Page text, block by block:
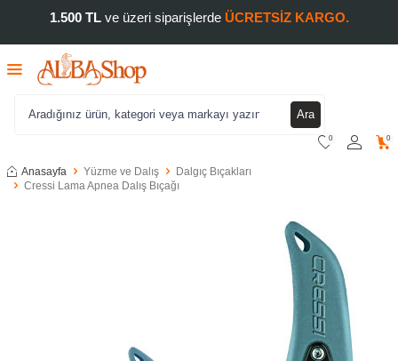
1.500 TLve üzeri siparişlerde ÜCRETSİZ KARGO.
Ara
0 0
Anasayfa Yüzme ve Dalış
Dalgıç Bıçakları
Cressi Lama Apnea Dalış Bıçağı